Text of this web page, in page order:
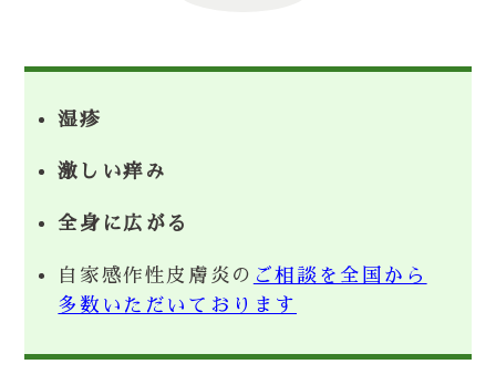
湿疹
激しい痒み
全身に広がる
自家感作性皮膚炎の ご相談を全国から
多数いただいております